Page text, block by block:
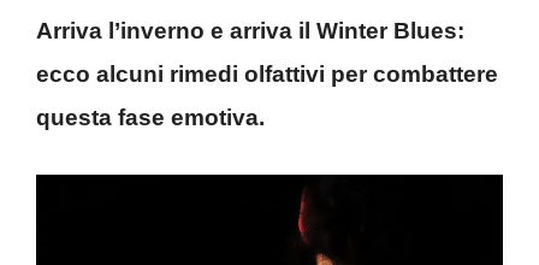
Arriva l’inverno e arriva il Winter Blues:
ecco alcuni rimedi olfattivi per combattere
questa fase emotiva.